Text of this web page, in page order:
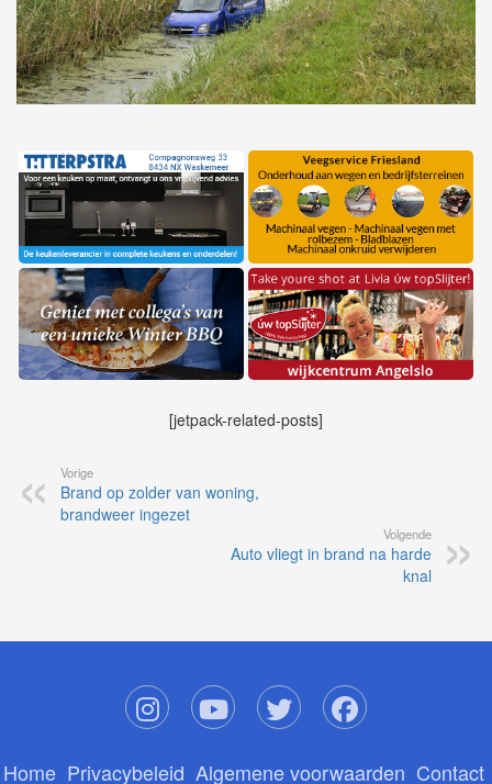
[jetpack-related-posts]
Vorige
Brand op zolder van woning,
brandweer ingezet
Volgende
Auto vliegt in brand na harde
knal
Home Privacybeleid Algemene voorwaarden Contact